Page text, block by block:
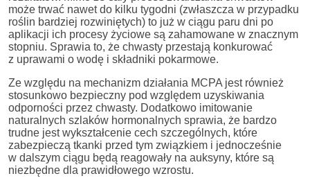
może trwać nawet do kilku tygodni (zwłaszcza w przypadku
roślin bardziej rozwiniętych) to już w ciągu paru dni po
aplikacji ich procesy życiowe są zahamowane w znacznym
stopniu. Sprawia to, że chwasty przestają konkurować
z uprawami o wodę i składniki pokarmowe.
Ze względu na mechanizm działania MCPA jest również
stosunkowo bezpieczny pod względem uzyskiwania
odporności przez chwasty. Dodatkowo imitowanie
naturalnych szlaków hormonalnych sprawia, że bardzo
trudne jest wykształcenie cech szczególnych, które
zabezpieczą tkanki przed tym związkiem i jednocześnie
w dalszym ciągu będą reagowały na auksyny, które są
niezbędne dla prawidłowego wzrostu.